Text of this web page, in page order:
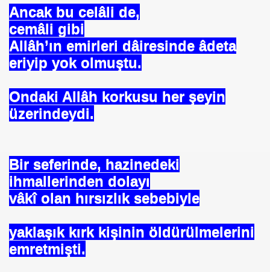
Ancak bu celâli de,
cemâli gibi
Allâh’ın emirleri dâiresinde âdeta
eriyip yok olmuştu.
Ondaki Allâh korkusu her şeyin
üzerindeydi.
Bir seferinde, hazinedeki
ihmallerinden dolayı
vâkî olan hırsızlık sebebiyle
yaklaşık kırk kişinin öldürülmelerini
emretmişti.